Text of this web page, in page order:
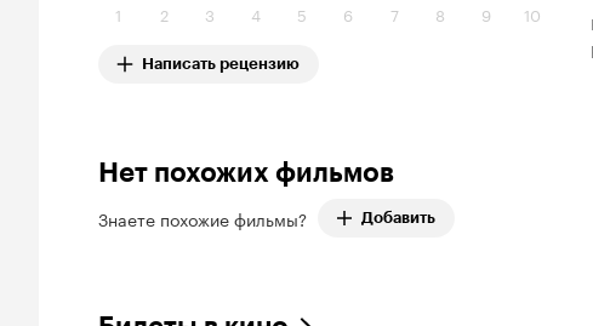
1 2 3 4 5 6 7 8 9 10
Написать рецензию
Нет похожих фильмов
Знаете похожие фильмы? Добавить